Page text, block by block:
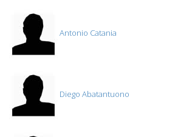
Antonio Catania
Diego Abatantuono